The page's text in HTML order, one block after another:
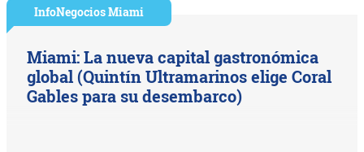
InfoNegocios Miami
Miami: La nueva capital gastronómica
global (Quintín Ultramarinos elige Coral
Gables para su desembarco)